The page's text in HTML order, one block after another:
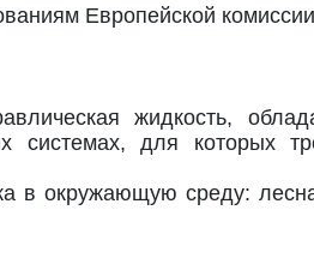
Европейской
жидкость,
системах, для которых
в окружающую среду: